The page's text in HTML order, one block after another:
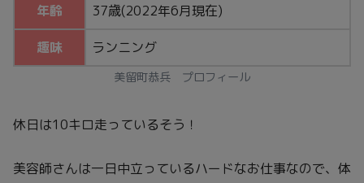
年齢 37歳(2022年6月現在)
趣味 ランニング
美留町恭兵 プロフィール
休日は10キロ走っているそう！
美容師さんは一日中立っているハードなお仕事なので、体